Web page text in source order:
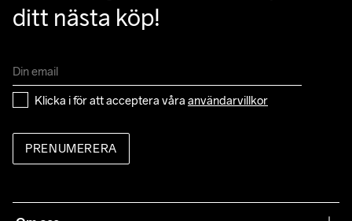
ditt nästa köp!
Klicka i för att acceptera våra användarvillkor
PRENUMERERA